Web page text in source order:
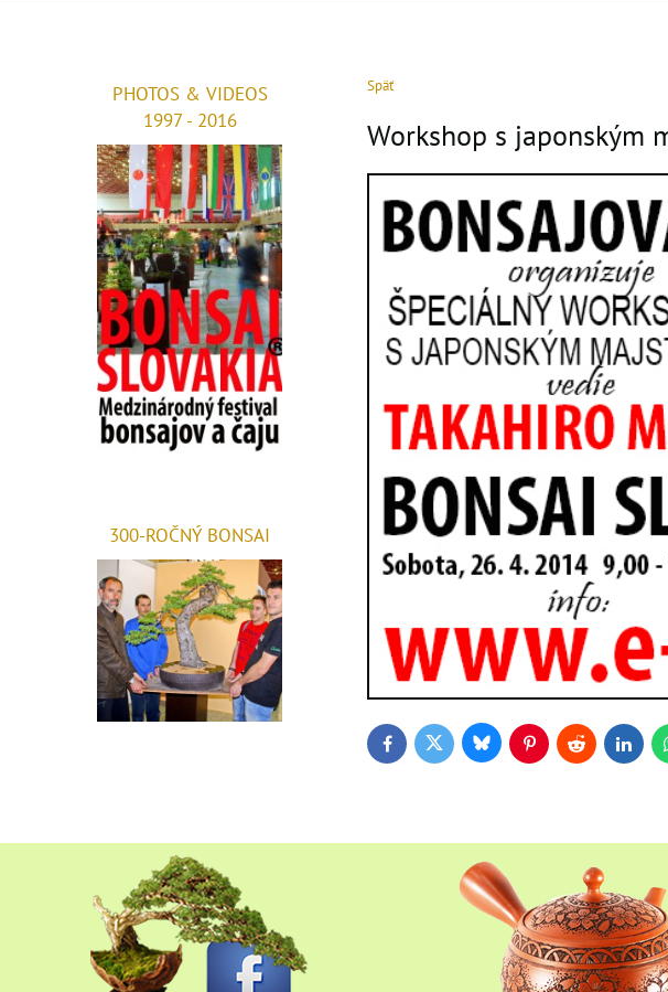
Späť
Workshop s japonským
FacebookTwitter BlueskyPinterestReddit
PHOTOS & VIDEOS
1997 - 2016
300-ROČNÝ BONSAI